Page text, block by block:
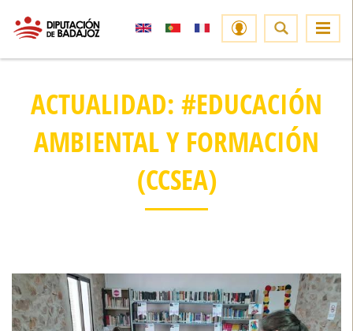
ACTUALIDAD: #EDUCACIÓN
AMBIENTAL Y FORMACIÓN
(CCSEA)